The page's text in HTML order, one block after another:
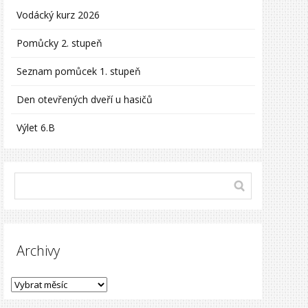
Vodácký kurz 2026
Pomůcky 2. stupeň
Seznam pomůcek 1. stupeň
Den otevřených dveří u hasičů
Výlet 6.B
Archivy